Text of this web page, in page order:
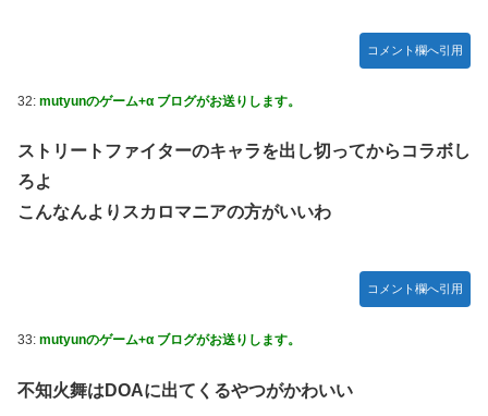
コメント欄へ引用
32: mutyunのゲーム+α ブログがお送りします。
ストリートファイターのキャラを出し切ってからコラボし
ろよ
こんなんよりスカロマニアの方がいいわ
コメント欄へ引用
33: mutyunのゲーム+α ブログがお送りします。
不知火舞はDOAに出てくるやつがかわいい